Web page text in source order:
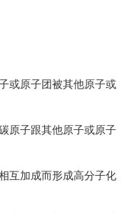
原子团被其他原子或
子跟其他原子或原子
加成而形成高分子化